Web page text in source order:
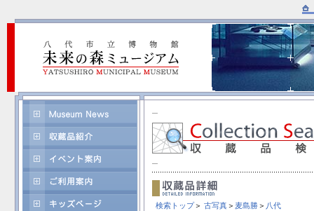
検索トップ＞ 古写真＞ 麦島勝＞ 八代